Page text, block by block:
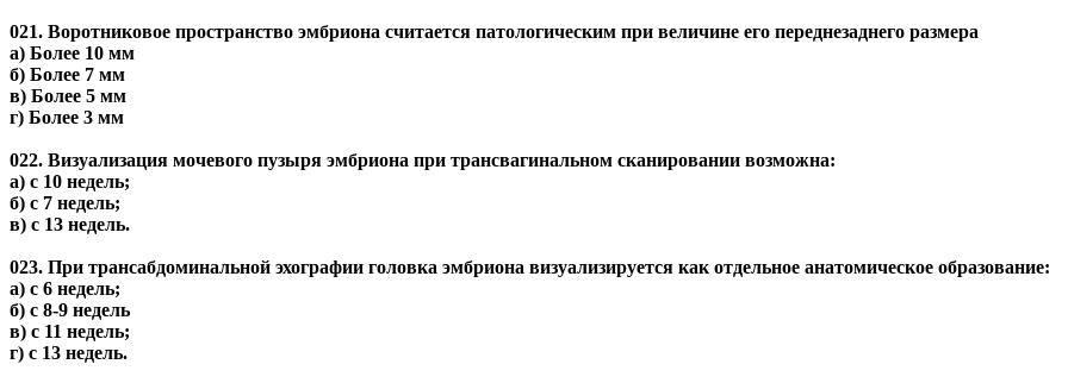
021. Воротниковое пространство эмбриона считается патологическим при величине его переднезаднего размера
а) Более 10 мм
б) Более 7 мм
в) Более 5 мм
г) Более 3 мм
022. Визуализация мочевого пузыря эмбриона при трансвагинальном сканировании возможна:
а) с 10 недель;
б) с 7 недель;
в) с 13 недель.
023. При трансабдоминальной эхографии головка эмбриона визуализируется как отдельное анатомическое образование:
а) с 6 недель;
б) с 8-9 недель
в) с 11 недель;
г) с 13 недель.